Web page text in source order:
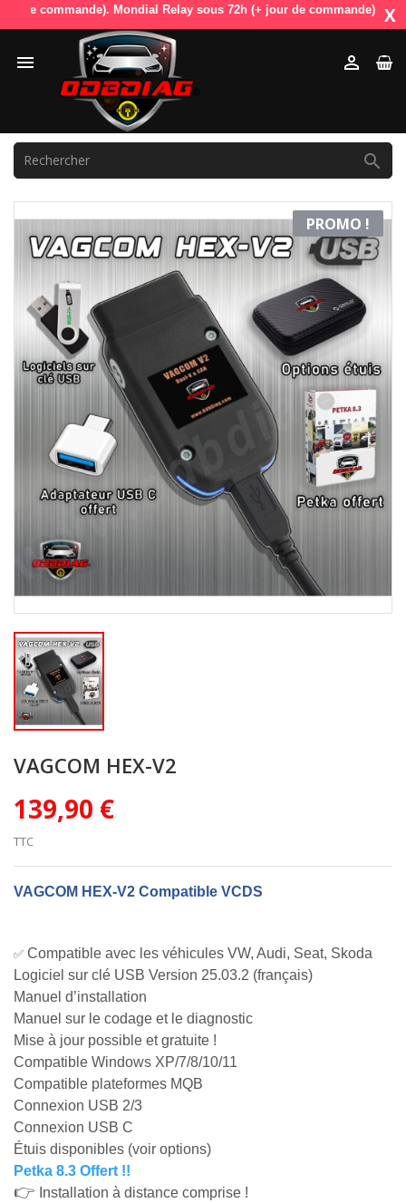
commande). Mondial Relay sous 72h (+ jour de commande). X
 

PROMO !
VAGCOM HEX-V2
139,90 €
TTC
VAGCOM HEX-V2 Compatible VCDS
✅ Compatible avec les véhicules VW, Audi, Seat, Skoda
Logiciel sur clé USB Version 25.03.2 (français)
Manuel d’installation
Manuel sur le codage et le diagnostic
Mise à jour possible et gratuite !
Compatible Windows XP/7/8/10/11
Compatible plateformes MQB
Connexion USB 2/3
Connexion USB C
Étuis disponibles (voir options)
Petka 8.3 Offert !!
👉 Installation à distance comprise !